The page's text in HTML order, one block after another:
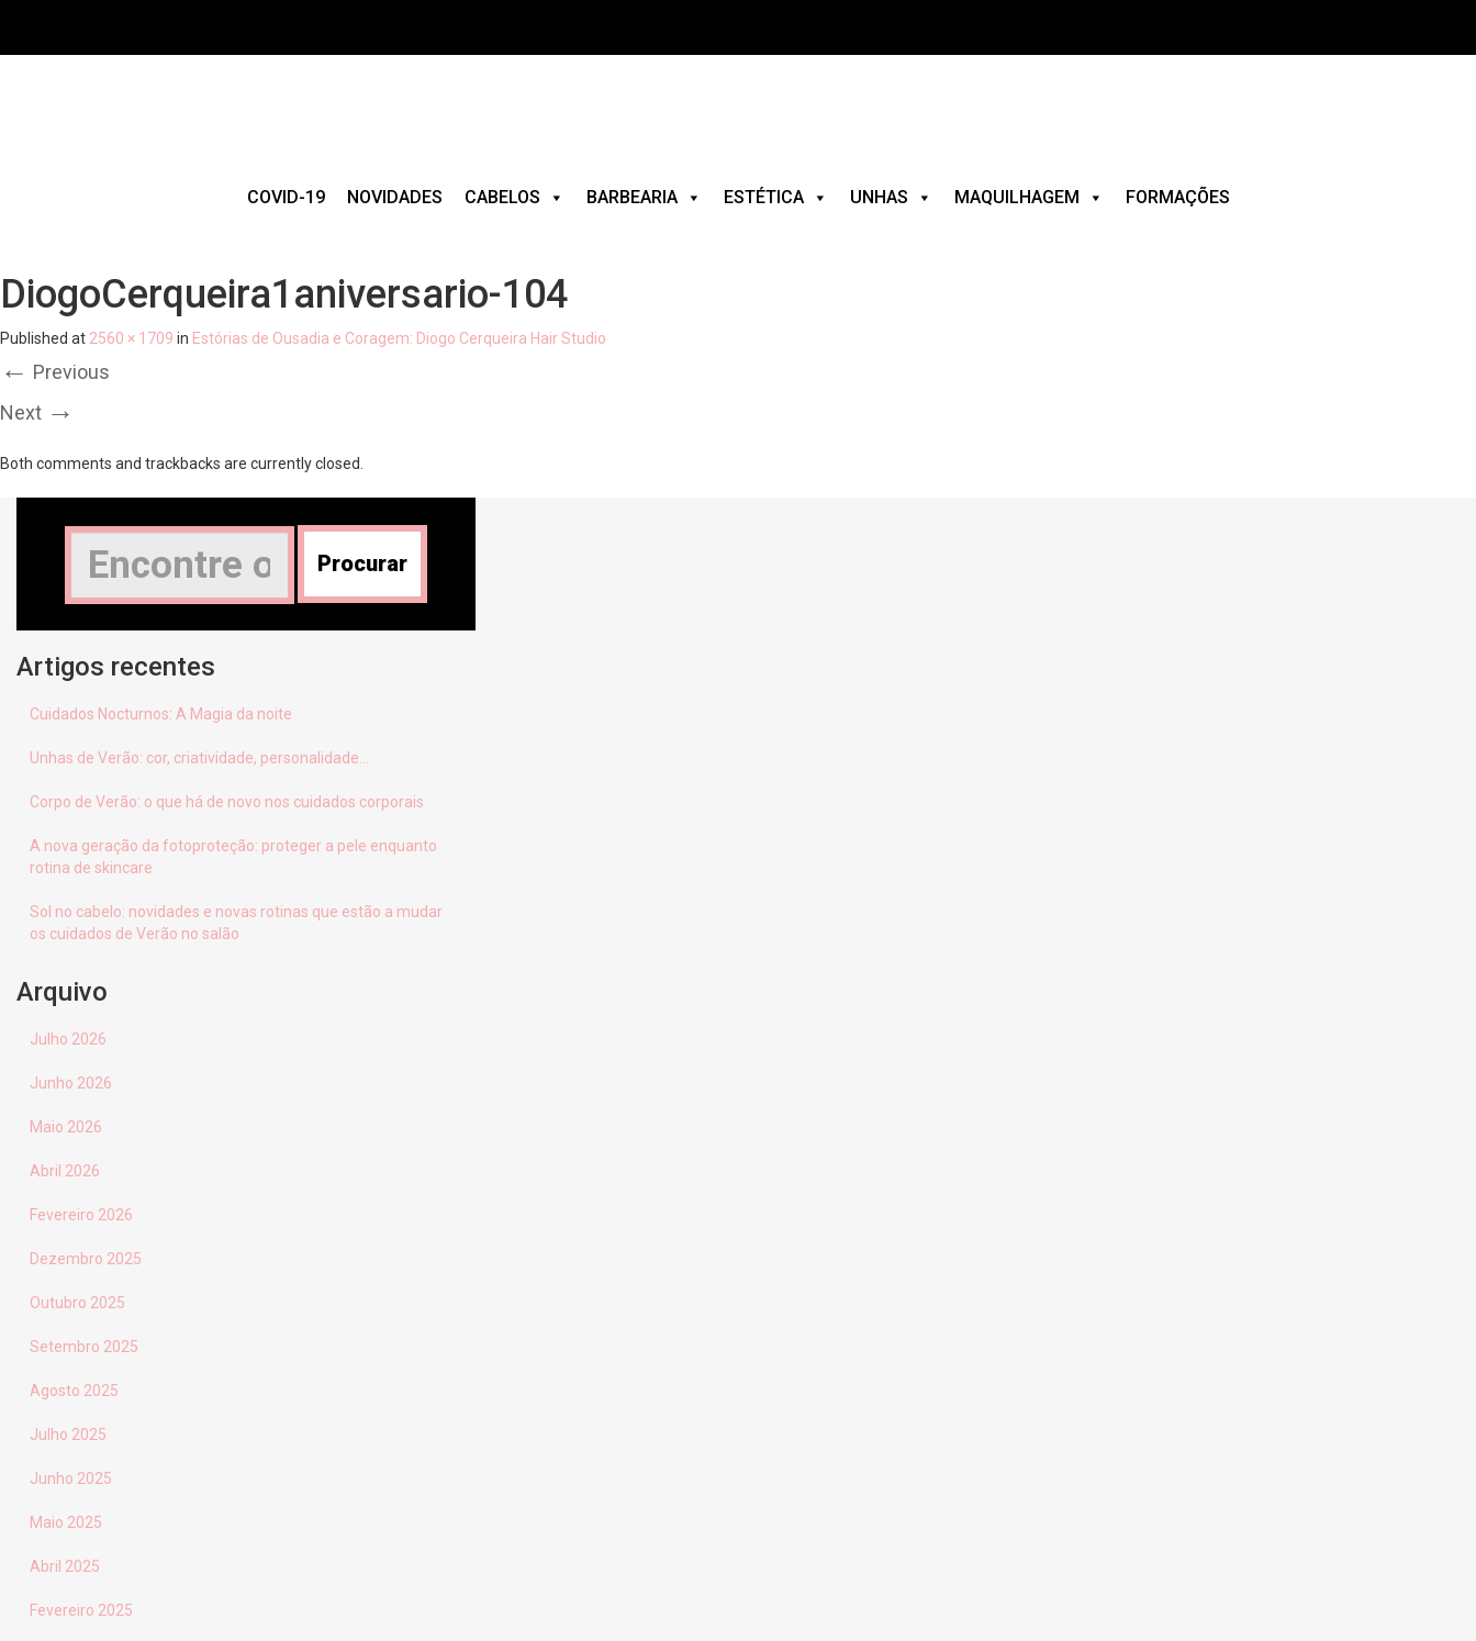
COVID-19 NOVIDADES CABELOS BARBEARIA ESTÉTICA UNHAS MAQUILHAGEM FORMAÇÕES
DiogoCerqueira1aniversario-104
Published at 2560 × 1709 in Estórias de Ousadia e Coragem: Diogo Cerqueira Hair Studio
← Previous
Next →
Both comments and trackbacks are currently closed.
Artigos recentes
Cuidados Nocturnos: A Magia da noite
Unhas de Verão: cor, criatividade, personalidade…
Corpo de Verão: o que há de novo nos cuidados corporais
A nova geração da fotoproteção: proteger a pele enquanto
rotina de skincare
Sol no cabelo: novidades e novas rotinas que estão a mudar
os cuidados de Verão no salão
Arquivo
Julho 2026
Junho 2026
Maio 2026
Abril 2026
Fevereiro 2026
Dezembro 2025
Outubro 2025
Setembro 2025
Agosto 2025
Julho 2025
Junho 2025
Maio 2025
Abril 2025
Fevereiro 2025